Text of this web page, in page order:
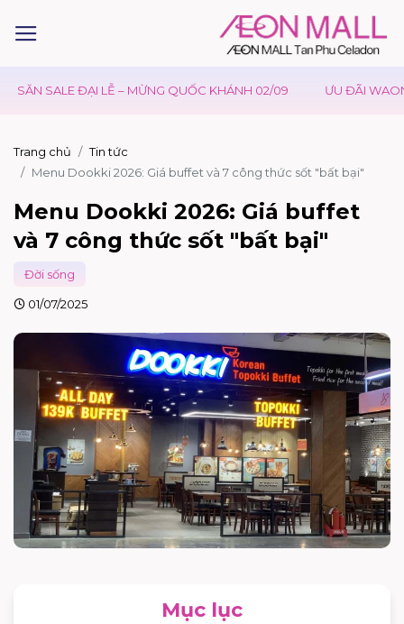
LỄ – MỪNG QUỐC KHÁNH 02/09 ƯU ĐÃI WAON TẠI
Trang chủ
Tin tức
Menu Dookki 2026: Giá buffet và 7 công thức sốt "bất bại"
Menu Dookki 2026: Giá buffet
và 7 công thức sốt "bất bại"
Đời sống
01/07/2025
Mục lục